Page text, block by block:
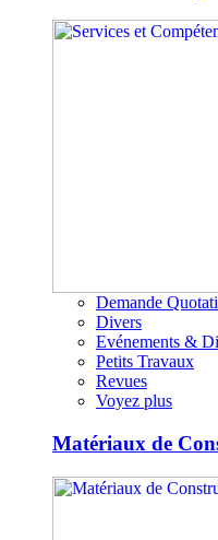
Demande
Divers
Evénements &
Petits Travaux
Revues
Voyez plus
Matériaux de